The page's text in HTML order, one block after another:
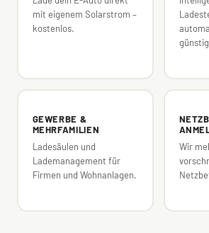
mit eigenem Solarstrom –
kostenlos.
GEWERBE &
MEHRFAMILIEN
Ladesäulen und
Lademanagement für
Firmen und Wohnanlagen.
Wir